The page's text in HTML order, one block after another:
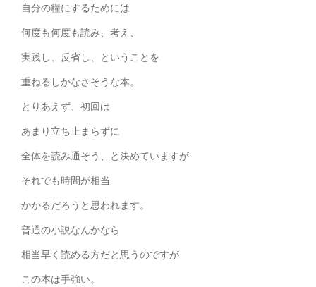
自分の糧にするためには
何度も何度も読み、考え、
実践し、反省し、ということを
重ねるしかなさそうな本。
とりあえず、初回は
あまり立ち止まらずに
全体を読み通そう、と決めていますが
それでも時間が相当
かかるだろうと思われます。
普通の小説なんかなら
相当早く読める方だと思うのですが
この本は手強い。